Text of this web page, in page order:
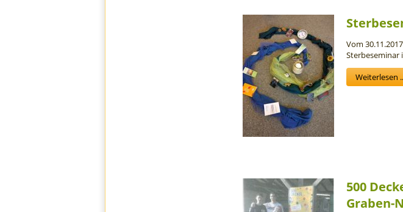
Vom
Sterbeseminar
Weiterlesen
500
Graben-